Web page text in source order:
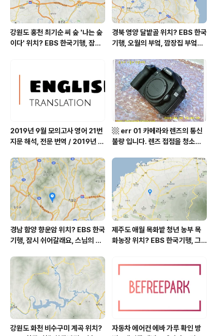
강원도 홍천 최기순 씨 숲 '나는 숲
이다' 위치? EBS 한국기행, 잠시
강원도 홍천군 가볼 만한 곳, (구)
까르돈, kbs 인간극장
경북 영양 달밭골 위치? EBS 한국
기행, 오월의 부엌, 깜장집 부엌은
어디? / 경상북도 영양군 가볼 만
한 곳, 영양읍 상원리. KBS 인간극
장 임분노미 할머니
2019년 9월 모의고사 영어 21번
지문 해석, 전문 번역 / 2019년 9
역, 평가원 2019년 고3 9월 영어
영역 외국어영역 전문 해석, Engli
sh to Korean translation
▩ err 01 카메라와 렌즈의 통신
불량 입니다. 렌즈 접점을 청소하
경남 함양 향운암 위치? EBS 한국
기행, 잠시 쉬어갈래요, 스님의 어
상남도 함양군 가볼 만한 곳, 용추
계곡 향운암 명천스님, 덕유산 황
석산 거망산 기백산
제주도 애월 목화밭 청년 농부 목
화농장 위치? EBS 한국기행, 그
디? / 제주도 가볼 만한 곳
강원도 화천 비수구미 계곡 위치?
자동차 에어컨 에바 가루 확인 방